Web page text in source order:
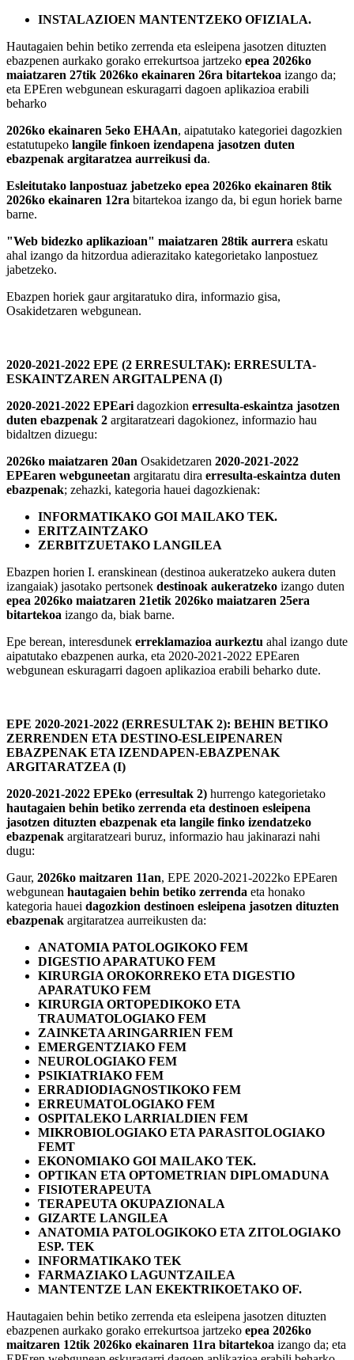
INSTALAZIOEN MANTENTZEKO OFIZIALA.
Hautagaien behin betiko zerrenda eta esleipena jasotzen dituzten
ebazpenen aurkako gorako errekurtsoa jartzeko epea 2026ko
maiatzaren 27tik 2026ko ekainaren 26ra bitartekoa izango da;
eta EPEren webgunean eskuragarri dagoen aplikazioa erabili
beharko
2026ko ekainaren 5eko EHAAn, aipatutako kategoriei dagozkien
estatutupeko langile finkoen izendapena jasotzen duten
ebazpenak argitaratzea aurreikusi da.
Esleitutako lanpostuaz jabetzeko epea 2026ko ekainaren 8tik
2026ko ekainaren 12ra bitartekoa izango da, bi egun horiek barne
barne.
"Web bidezko aplikazioan" maiatzaren 28tik aurrera eskatu
ahal izango da hitzordua adierazitako kategorietako lanpostuez
jabetzeko.
Ebazpen horiek gaur argitaratuko dira, informazio gisa,
Osakidetzaren webgunean.
2020-2021-2022 EPE (2 ERRESULTAK): ERRESULTA-
ESKAINTZAREN ARGITALPENA (I)
2020-2021-2022 EPEari dagozkion erresulta-eskaintza jasotzen
duten ebazpenak 2 argitaratzeari dagokionez, informazio hau
bidaltzen dizuegu:
2026ko maiatzaren 20an Osakidetzaren 2020-2021-2022
EPEaren webguneetan argitaratu dira erresulta-eskaintza duten
ebazpenak; zehazki, kategoria hauei dagozkienak:
INFORMATIKAKO GOI MAILAKO TEK.
ERITZAINTZAKO
ZERBITZUETAKO LANGILEA
Ebazpen horien I. eranskinean (destinoa aukeratzeko aukera duten
izangaiak) jasotako pertsonek destinoak aukeratzeko izango duten
epea 2026ko maiatzaren 21etik 2026ko maiatzaren 25era
bitartekoa izango da, biak barne.
Epe berean, interesdunek erreklamazioa aurkeztu ahal izango dute
aipatutako ebazpenen aurka, eta 2020-2021-2022 EPEaren
webgunean eskuragarri dagoen aplikazioa erabili beharko dute.
EPE 2020-2021-2022 (ERRESULTAK 2): BEHIN BETIKO
ZERRENDEN ETA DESTINO-ESLEIPENAREN
EBAZPENAK ETA IZENDAPEN-EBAZPENAK
ARGITARATZEA (I)
2020-2021-2022 EPEko (erresultak 2) hurrengo kategorietako
hautagaien behin betiko zerrenda eta destinoen esleipena
jasotzen dituzten ebazpenak eta langile finko izendatzeko
ebazpenak argitaratzeari buruz, informazio hau jakinarazi nahi
dugu:
Gaur, 2026ko maitzaren 11an, EPE 2020-2021-2022ko EPEaren
webgunean hautagaien behin betiko zerrenda eta honako
kategoria hauei dagozkion destinoen esleipena jasotzen dituzten
ebazpenak argitaratzea aurreikusten da:
ANATOMIA PATOLOGIKOKO FEM
DIGESTIO APARATUKO FEM
KIRURGIA OROKORREKO ETA DIGESTIO
APARATUKO FEM
KIRURGIA ORTOPEDIKOKO ETA
TRAUMATOLOGIAKO FEM
ZAINKETA ARINGARRIEN FEM
EMERGENTZIAKO FEM
NEUROLOGIAKO FEM
PSIKIATRIAKO FEM
ERRADIODIAGNOSTIKOKO FEM
ERREUMATOLOGIAKO FEM
OSPITALEKO LARRIALDIEN FEM
MIKROBIOLOGIAKO ETA PARASITOLOGIAKO
FEMT
EKONOMIAKO GOI MAILAKO TEK.
OPTIKAN ETA OPTOMETRIAN DIPLOMADUNA
FISIOTERAPEUTA
TERAPEUTA OKUPAZIONALA
GIZARTE LANGILEA
ANATOMIA PATOLOGIKOKO ETA ZITOLOGIAKO
ESP. TEK
INFORMATIKAKO TEK
FARMAZIAKO LAGUNTZAILEA
MANTENTZE LAN EKEKTRIKOETAKO OF.
Hautagaien behin betiko zerrenda eta esleipena jasotzen dituzten
ebazpenen aurkako gorako errekurtsoa jartzeko epea 2026ko
maitzaren 12tik 2026ko ekainaren 11ra bitartekoa izango da; eta